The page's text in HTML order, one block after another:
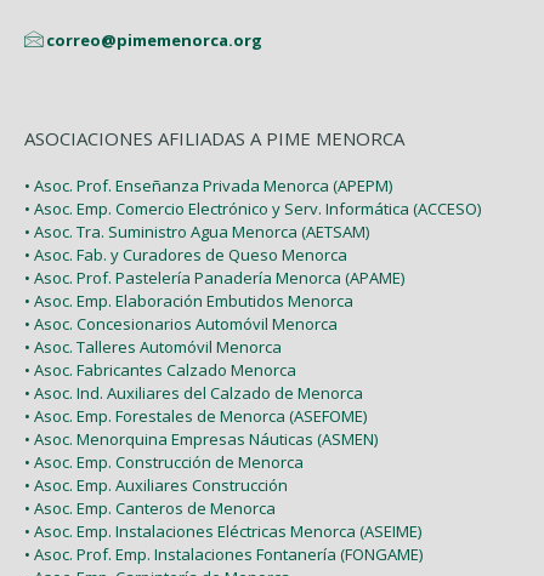
correo@pimemenorca.org
ASOCIACIONES AFILIADAS A PIME MENORCA
• Asoc. Prof. Enseñanza Privada Menorca (APEPM)
• Asoc. Emp. Comercio Electrónico y Serv. Informática (ACCESO)
• Asoc. Tra. Suministro Agua Menorca (AETSAM)
• Asoc. Fab. y Curadores de Queso Menorca
• Asoc. Prof. Pastelería Panadería Menorca (APAME)
• Asoc. Emp. Elaboración Embutidos Menorca
• Asoc. Concesionarios Automóvil Menorca
• Asoc. Talleres Automóvil Menorca
• Asoc. Fabricantes Calzado Menorca
• Asoc. Ind. Auxiliares del Calzado de Menorca
• Asoc. Emp. Forestales de Menorca (ASEFOME)
• Asoc. Menorquina Empresas Náuticas (ASMEN)
• Asoc. Emp. Construcción de Menorca
• Asoc. Emp. Auxiliares Construcción
• Asoc. Emp. Canteros de Menorca
• Asoc. Emp. Instalaciones Eléctricas Menorca (ASEIME)
• Asoc. Prof. Emp. Instalaciones Fontanería (FONGAME)